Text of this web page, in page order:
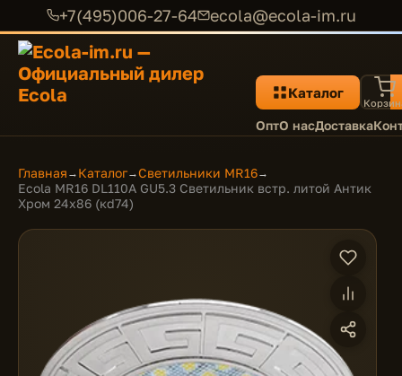
+7(495)006-27-64 ecola@ecola-im.ru
Каталог
ОптО насДоставка
Главная → Каталог→Светильники MR16→
Ecola MR16 DL110A GU5.3 Светильник встр. литой Антик
Хром 24x86 (кd74)